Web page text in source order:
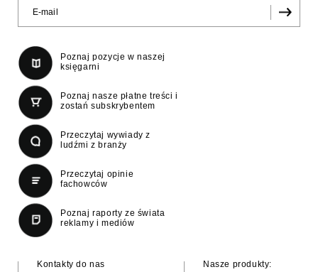
Poznaj pozycje w naszej
księgarni
Poznaj nasze płatne treści i
zostań subskrybentem
Przeczytaj wywiady z
ludźmi z branży
Przeczytaj opinie
fachowców
Poznaj raporty ze świata
reklamy i mediów
Kontakty do nas
Nasze produkty: